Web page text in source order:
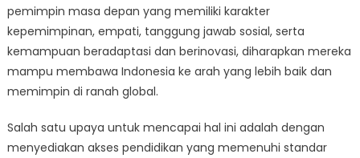
pemimpin masa depan yang memiliki karakter
kepemimpinan, empati, tanggung jawab sosial, serta
kemampuan beradaptasi dan berinovasi, diharapkan mereka
mampu membawa Indonesia ke arah yang lebih baik dan
memimpin di ranah global.
Salah satu upaya untuk mencapai hal ini adalah dengan
menyediakan akses pendidikan yang memenuhi standar